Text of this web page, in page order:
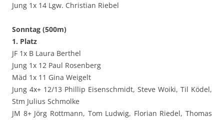
Jung 1x 14 Lgw. Christian Riebel
Sonntag (500m)
1. Platz
JF 1x B Laura Berthel
Jung 1x 12 Paul Rosenberg
Mäd 1x 11 Gina Weigelt
Jung 4x+ 12/13 Phillip Eisenschmidt, Steve Woiki, Til Ködel,
Stm Julius Schmolke
JM 8+ Jörg Rottmann, Tom Ludwig, Florian Riedel, Thomas